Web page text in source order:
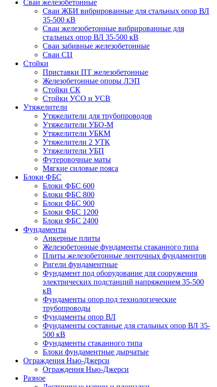
Сваи железобетонные
Сваи ЖБИ вибрированные для стальных опор ВЛ
35-500 кВ
Сваи железобетонные вибрированные для
стальных опор ВЛ 35-500 кВ
Сваи забивные железобетонные
Сваи СЦ
Стойки
Приставки ПТ железобетонные
Железобетонные опоры ЛЭП
Стойки СК
Стойки УСО и УСВ
Утяжелители
Утяжелители для трубопроводов
Утяжелители УБО-М
Утяжелители УБКМ
Утяжелители 2 УТК
Утяжелители УБП
Футеровочные маты
Мягкие силовые пояса
Блоки ФБС
Блоки ФБС 600
Блоки ФБС 800
Блоки ФБС 900
Блоки ФБС 1200
Блоки ФБС 2400
Фундаменты
Анкерные плиты
Железобетонные фундаменты стаканного типа
Плиты железобетонные ленточных фундаментов
Ригели фундаментные
Фундамент под оборудование для сооружения
электрических подстанций напряжением 35-500
кВ
Фундаменты опор под технологические
трубопроводы
Фундаменты опор ВЛ
Фундаменты составные для стальных опор ВЛ 35-
500 кВ
Фундаменты стаканного типа
Блоки фундаментные дырчатые
Ограждения Нью-Джерси
Ограждения Нью-Джерси
Разное